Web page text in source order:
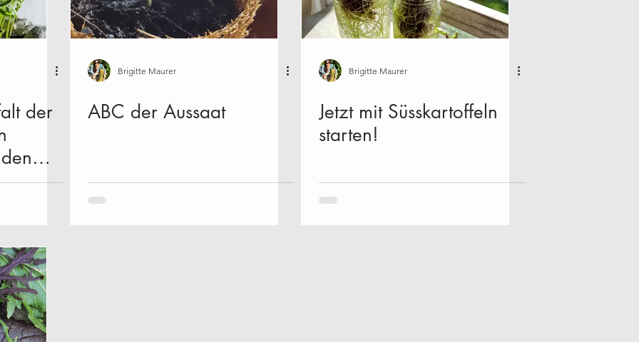
der
Brigitte Maurer
ABC der Aussaat
Brigitte Maurer
Jetzt mit Süsskartoffeln
starten!